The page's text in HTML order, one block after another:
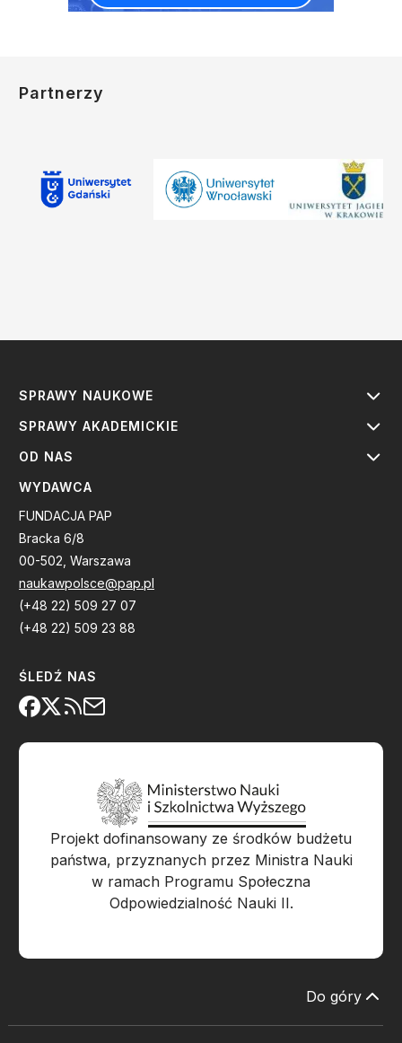
Partnerzy
SPRAWY NAUKOWE
SPRAWY AKADEMICKIE
OD NAS
WYDAWCA
FUNDACJA PAP
Bracka 6/8
00-502, Warszawa
naukawpolsce@pap.pl
(+48 22) 509 27 07
(+48 22) 509 23 88
ŚLEDŹ NAS
Projekt dofinansowany ze środków budżetu
państwa, przyznanych przez Ministra Nauki
w ramach Programu Społeczna
Odpowiedzialność Nauki II.
Do góry